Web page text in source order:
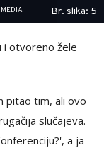
Br. slika: 5
i otvoreno žele
pitao tim, ali ovo
slučajeva.
a ja